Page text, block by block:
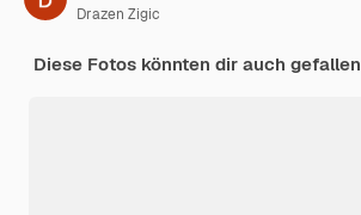
Drazen Zigic
Diese Fotos könnten dir auch gefallen